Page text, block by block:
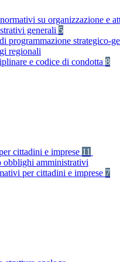
su organizzazione e
generali 5
programmazione strategico-
regionali
e codice di condotta 8
cittadini e imprese 11
obblighi amministrativi
per cittadini e imprese 7